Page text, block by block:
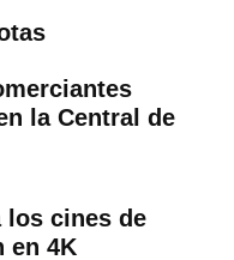
la Central de
los cines de
en 4K